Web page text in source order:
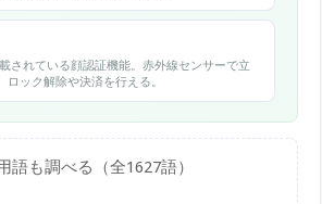
されている顔認証機能。赤外線センサーで立
ロック解除や決済を行える。
語も調べる（全1627語）